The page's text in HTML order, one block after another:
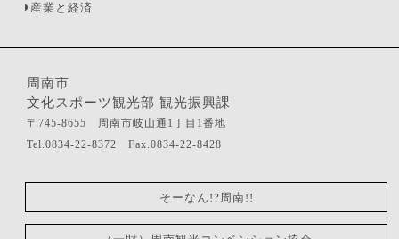
産業と経済
周南市
文化スポーツ観光部 観光振興課
〒745-8655 周南市岐山通1丁目1番地
Tel.0834-22-8372 Fax.0834-22-8428
そーなん!?周南!!